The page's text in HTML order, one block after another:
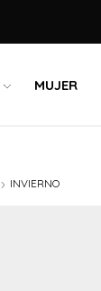
MUJER
INVIERNO